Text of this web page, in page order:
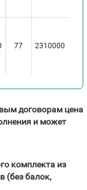
77 2310000
договорам цена
и может
комплекта из
(без балок,